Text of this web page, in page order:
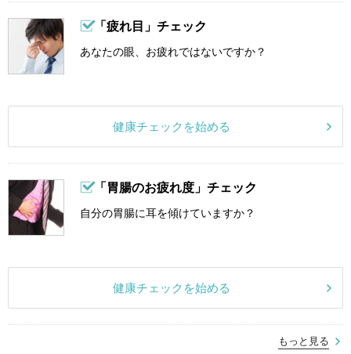
「疲れ目」チェック
あなたの眼、お疲れではないですか？
健康チェックを始める
「胃腸のお疲れ度」チェック
自分の胃腸に耳を傾けていますか？
健康チェックを始める
もっと見る